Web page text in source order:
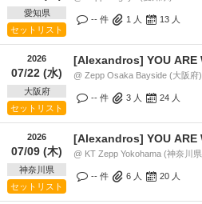
愛知県
セットリスト
-- 件 1 人 13 人
2026
07/22 (水)
大阪府
セットリスト
[Alexandros] YOU ARE
@ Zepp Osaka Bayside (大阪府
-- 件 3 人 24 人
2026
07/09 (木)
神奈川県
セットリスト
[Alexandros] YOU ARE
@ KT Zepp Yokohama (神奈川
-- 件 6 人 20 人